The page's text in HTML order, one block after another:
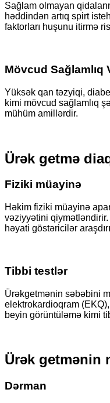
Sağlam olmayan
həddindən artıq spirt
faktorları huşunu itirmə
Mövcud Sağlamlıq
Yüksək qan təzyiqi,
kimi mövcud sağlamlıq
mühüm amillərdir.
Ürək getmə
Fiziki müayinə
Həkim fiziki müayinə
vəziyyətini
həyati göstəricilər
Tibbi testlər
Ürəkgetmənin səbəbini
elektrokardioqram
beyin görüntüləmə kimi
Ürək getmənin
Dərman